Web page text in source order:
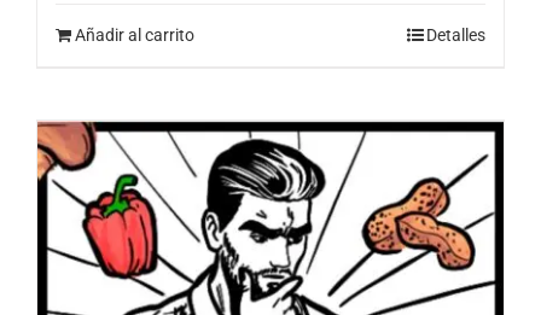
Añadir al carrito Detalles